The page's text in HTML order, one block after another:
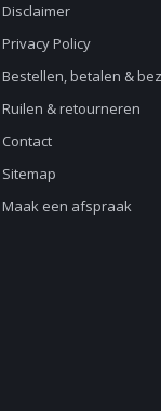
Disclaimer
Privacy Policy
Bestellen, betalen &
Ruilen & retourneren
Contact
Sitemap
Maak een afspraak